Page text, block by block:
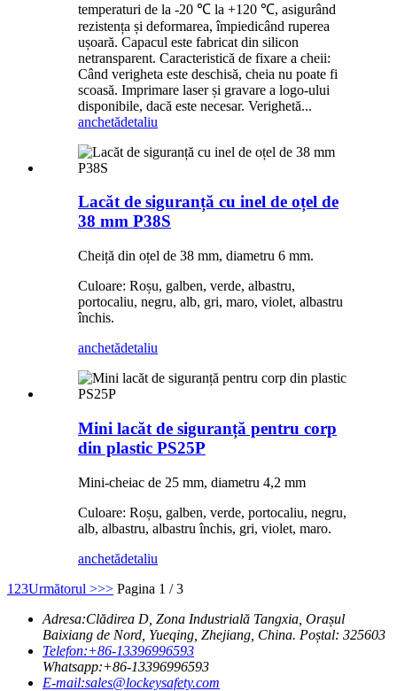
temperaturi de la -20 ℃ la +120 ℃, asigurând
rezistența și deformarea, împiedicând ruperea
ușoară. Capacul este fabricat din silicon
netransparent. Caracteristică de fixare a cheii:
Când verigheta este deschisă, cheia nu poate fi
scoasă. Imprimare laser și gravare a logo-ului
disponibile, dacă este necesar. Verighetă...
anchetădetaliu
Lacăt de siguranță cu inel de oțel de
38 mm P38S
Cheiță din oțel de 38 mm, diametru 6 mm.
Culoare: Roșu, galben, verde, albastru,
portocaliu, negru, alb, gri, maro, violet, albastru
închis.
anchetădetaliu
Mini lacăt de siguranță pentru corp
din plastic PS25P
Mini-cheiac de 25 mm, diametru 4,2 mm
Culoare: Roșu, galben, verde, portocaliu, negru,
alb, albastru, albastru închis, gri, violet, maro.
anchetădetaliu
1 23Următorul >>> Pagina 1 / 3
Adresa:Clădirea D, Zona Industrială Tangxia, Orașul
Baixiang de Nord, Yueqing, Zhejiang, China. Poștal: 325603
Telefon:+86-13396996593
Whatsapp:+86-13396996593
E-mail:sales@lockeysafety.com